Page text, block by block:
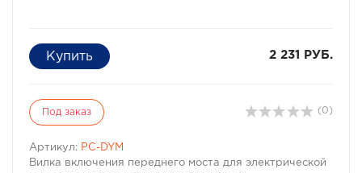
2 231 РУБ.
Под заказ (0)
Артикул: PC-DYM
Вилка включения переднего моста для электрической